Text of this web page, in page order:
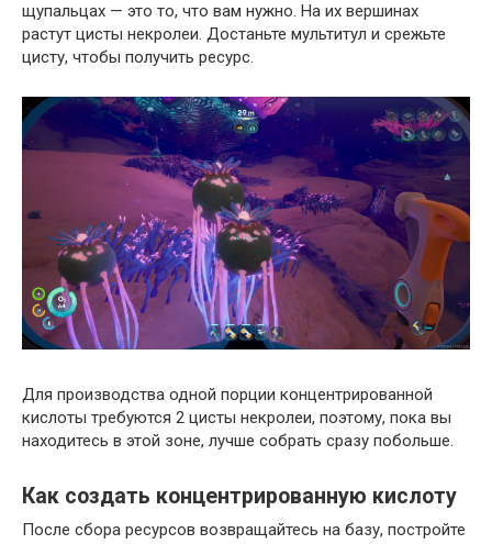
щупальцах — это то, что вам нужно. На их вершинах
растут цисты некролеи. Достаньте мультитул и срежьте
цисту, чтобы получить ресурс.
Для производства одной порции концентрированной
кислоты требуются 2 цисты некролеи, поэтому, пока вы
находитесь в этой зоне, лучше собрать сразу побольше.
Как создать концентрированную кислоту
После сбора ресурсов возвращайтесь на базу, постройте